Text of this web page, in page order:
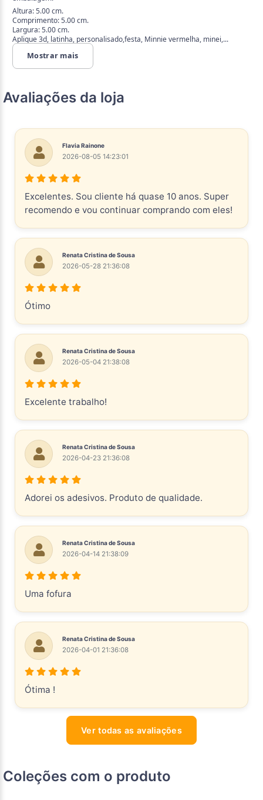
Altura: 5.00 cm.
Comprimento: 5.00 cm.
Largura: 5.00 cm.
Aplique 3d, latinha, personalisado,festa, Minnie vermelha, minei,...
Mostrar mais
Avaliações da loja
Flavia Rainone
2026-08-05 14:23:01
Excelentes. Sou cliente há quase 10 anos. Super
recomendo e vou continuar comprando com eles!
Renata Cristina de Sousa
2026-05-28 21:36:08
Ótimo
Renata Cristina de Sousa
2026-05-04 21:38:08
Excelente trabalho!
Renata Cristina de Sousa
2026-04-23 21:36:08
Adorei os adesivos. Produto de qualidade.
Renata Cristina de Sousa
2026-04-14 21:38:09
Uma fofura
Renata Cristina de Sousa
2026-04-01 21:36:08
Ótima !
Ver todas as avaliações
Coleções com o produto